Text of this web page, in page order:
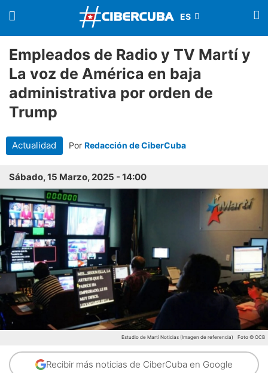
Empleados de Radio y TV Martí y
La voz de América en baja
administrativa por orden de
Trump
Actualidad Por Redacción de CiberCuba
Sábado, 15 Marzo, 2025 - 14:00
Estudio de Martí Noticias (Imagen de referencia) Foto © OCB
Recibir más noticias de CiberCuba en Google